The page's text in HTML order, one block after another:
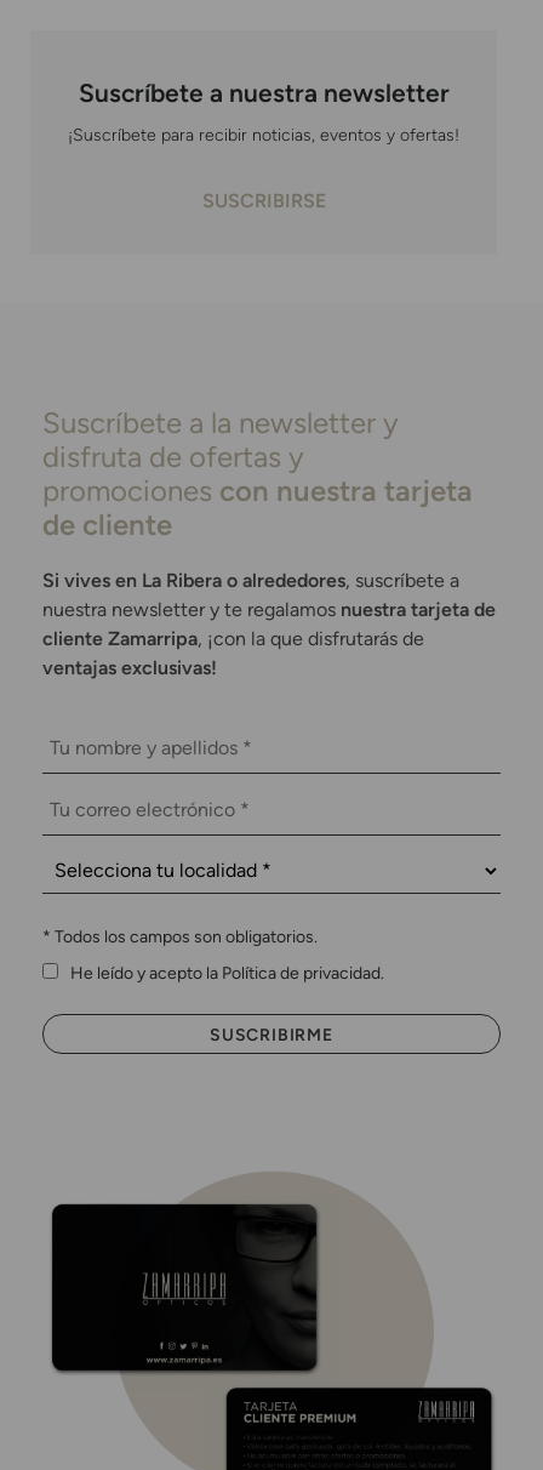
Suscríbete a nuestra newsletter
¡Suscríbete para recibir noticias, eventos y ofertas!
SUSCRIBIRSE
Suscríbete a la newsletter y
disfruta de ofertas y
promociones con nuestra tarjeta
de cliente
Si vives en La Ribera o alrededores, suscríbete a
nuestra newsletter y te regalamos nuestra tarjeta de
cliente Zamarripa, ¡con la que disfrutarás de
ventajas exclusivas!
* Todos los campos son obligatorios.
He leído y acepto la Política de privacidad.